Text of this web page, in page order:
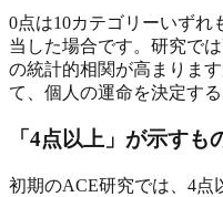
0点は10カテゴリーいずれ
当した場合です。研究で
の統計的相関が高まりま
て、個人の運命を決定す
「4点以上」が示すも
初期のACE研究では、4点